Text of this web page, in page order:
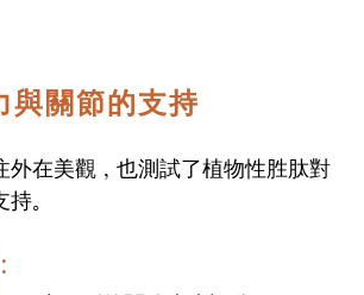
與關節的支持
外在美觀，也測試了植物性胜肽對
。
：